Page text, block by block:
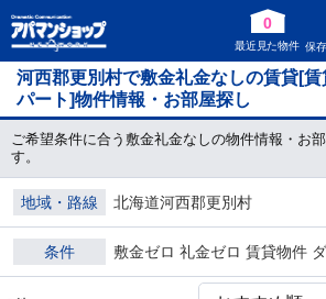
0
最近見た物件 保
河西郡更別村で敷金礼金なしの賃貸[
パート]物件情報・お部屋探し
ご希望条件に合う敷金礼金なしの物件情報・お
す。
地域・路線 北海道河西郡更別村
条件 敷金ゼロ 礼金ゼロ 賃貸物件